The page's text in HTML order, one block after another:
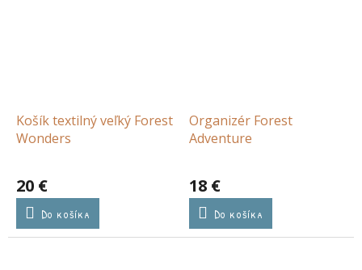
Košík textilný veľký Forest
Wonders
20 €
Do košíka
Organizér Forest
Adventure
18 €
Do košíka